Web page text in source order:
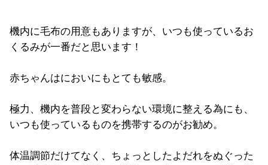
機内に毛布の用意もありますが、いつも使っているお
くるみが一番だと思います！
赤ちゃんはにおいにもとても敏感。
極力、機内を普段と変わらない環境に整える為にも、
いつも使っているものを携帯するのがお勧め。
体温調節だけてなく、ちょっとしたよだれをぬぐった